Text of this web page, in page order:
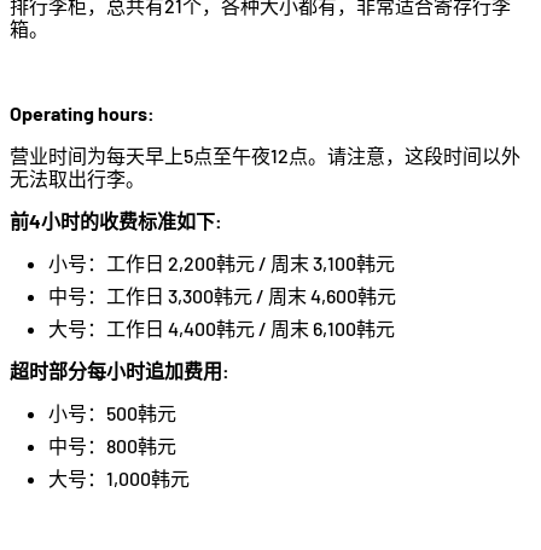
排行李柜，总共有21个，各种大小都有，非常适合寄存行李
箱。
Operating hours:
营业时间为每天早上5点至午夜12点。请注意，这段时间以外
无法取出行李。
前4小时的收费标准如下:
小号：工作日 2,200韩元 / 周末 3,100韩元
中号：工作日 3,300韩元 / 周末 4,600韩元
大号：工作日 4,400韩元 / 周末 6,100韩元
超时部分每小时追加费用:
小号：500韩元
中号：800韩元
大号：1,000韩元